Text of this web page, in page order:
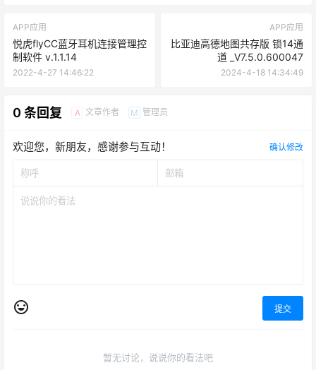
APP应用
悦虎flyCC蓝牙耳机连接管理控
制软件 v.1.1.14
2022-4-27 14:46:22
APP应用
比亚迪高德地图共存版 锁14通
道 _V7.5.0.600047
2024-4-18 14:34:49
0 条回复 A 文章作者 M 管理员
欢迎您，新朋友，感谢参与互动！ 确认修改
提交
暂无讨论，说说你的看法吧